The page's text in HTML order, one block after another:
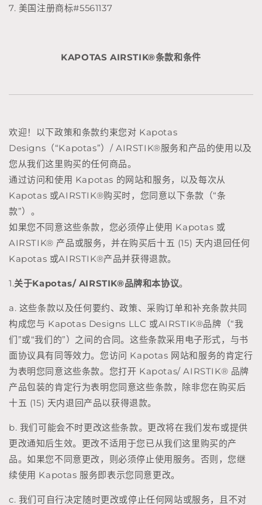
7. 美国注册商标#5561137
KAPOTAS AIRSTIK®条款和条件
欢迎！以下政策和条款约束您对 Kapotas
Designs（“Kapotas”）/ AIRSTIK®服务和产品的使用以及
您从我们这里购买的任何商品。
通过访问和使用 Kapotas 的网站和服务，以及每次从
Kapotas 或AIRSTIK®购买时，您同意以下条款（“条
款”）。
如果您不同意这些条款，您必须停止使用 Kapotas 或
AIRSTIK® 产品或服务，并在购买后十五 (15) 天内退回任何
Kapotas 或AIRSTIK®产品并获得退款。
1.关于Kapotas/ AIRSTIK®品牌和本协议。
a. 这些条款以及任何要约、政策、采购订单和补充条款共同
构成您与 Kapotas Designs LLC 或AIRSTIK®品牌（“我
们”或“我们的”）之间的合同。这些条款采用电子形式，与书
面协议具有同等效力。您访问 Kapotas 网站和服务的肯定行
为表明您同意这些条款。您打开 Kapotas/AIRSTIK® 品牌
产品包装的肯定行为表明您同意这些条款，除非您在购买后
十五 (15) 天内退回产品以获得退款。
b. 我们可能会不时更改这些条款。更改将在我们发布或提供
更改通知后生效。更改不适用于您已从我们这里购买的产
品。如果您不同意更改，则必须停止使用服务。否则，您继
续使用 Kapotas 服务即表示您同意更改。
c. 我们可自行决定随时更改或停止任何网站或服务，且不对